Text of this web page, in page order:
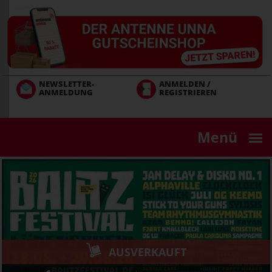
zum
Inhalt
NEWSLETTER-
ANMELDUNG
ANMELDEN /
REGISTRIEREN
Menü
AUSVERKAUFT